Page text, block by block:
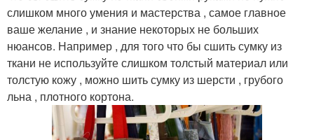
слишком много умения и мастерства , самое главное
ваше желание , и знание некоторых не больших
нюансов. Например , для того что бы сшить сумку из
ткани не используйте слишком толстый материал или
толстую кожу , можно шить сумку из шерсти , грубого
льна , плотного кортона.